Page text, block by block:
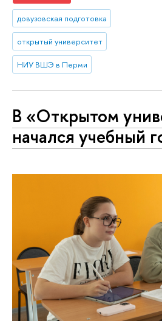
довузовская подготовка
открытый университет
НИУ ВШЭ в Перми
В «Открытом
начался учебный